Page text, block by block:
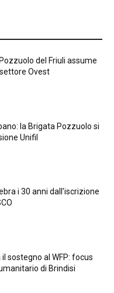
del Friuli assume
Ovest
la Brigata Pozzuolo si
Unifil
i 30 anni dall’iscrizione
sostegno al WFP: focus
di Brindisi